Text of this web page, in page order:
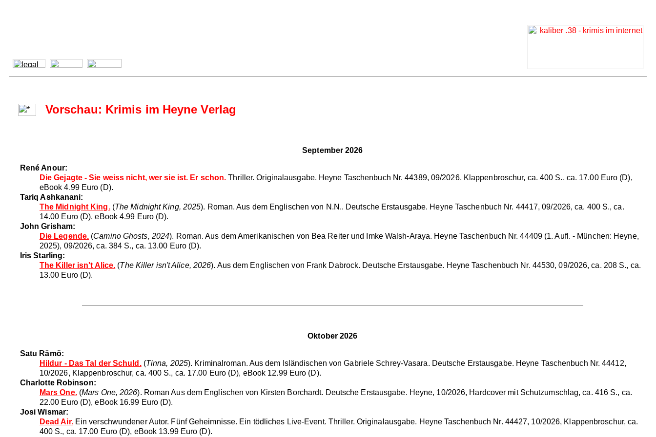
Vorschau: Krimis im Heyne Verlag
September 2026
René Anour:
Die Gejagte - Sie weiss nicht, wer sie ist. Er schon. Thriller. Originalausgabe. Heyne Taschenbuch Nr. 44389, 09/2026, Klappenbroschur, ca. 400 S., ca. 17.00 Euro (D),
eBook 4.99 Euro (D).
Tariq Ashkanani:
The Midnight King.(The Midnight King, 2025). Roman. Aus dem Englischen von N.N.. Deutsche Erstausgabe. Heyne Taschenbuch Nr. 44417, 09/2026, ca. 400 S., ca.
14.00 Euro (D), eBook 4.99 Euro (D).
John Grisham:
Die Legende. (Camino Ghosts, 2024). Roman. Aus dem Amerikanischen von Bea Reiter und Imke Walsh-Araya. Heyne Taschenbuch Nr. 44409 (1. Aufl. - München: Heyne,
2025), 09/2026, ca. 384 S., ca. 13.00 Euro (D).
Iris Starling:
The Killer isn't Alice. (The Killer isn't Alice, 2026). Aus dem Englischen von Frank Dabrock. Deutsche Erstausgabe. Heyne Taschenbuch Nr. 44530, 09/2026, ca. 208 S., ca.
13.00 Euro (D).
Oktober 2026
Satu Rämö:
Hildur - Das Tal der Schuld.(Tinna, 2025). Kriminalroman. Aus dem Isländischen von Gabriele Schrey-Vasara. Deutsche Erstausgabe. Heyne Taschenbuch Nr. 44412,
10/2026, Klappenbroschur, ca. 400 S., ca. 17.00 Euro (D), eBook 12.99 Euro (D).
Charlotte Robinson:
Mars One.(Mars One, 2026). Roman Aus dem Englischen von Kirsten Borchardt. Deutsche Erstausgabe. Heyne, 10/2026, Hardcover mit Schutzumschlag, ca. 416 S., ca.
22.00 Euro (D), eBook 16.99 Euro (D).
Josi Wismar:
Dead Air.Ein verschwundener Autor. Fünf Geheimnisse. Ein tödliches Live-Event. Thriller. Originalausgabe. Heyne Taschenbuch Nr. 44427, 10/2026, Klappenbroschur, ca.
400 S., ca. 17.00 Euro (D), eBook 13.99 Euro (D).